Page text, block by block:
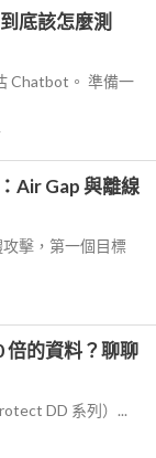
底該怎麼測
Chatbot。 準備一
Air Gap 與離線
擊，第一個目標
倍的資料？聊聊
DD 系列）...